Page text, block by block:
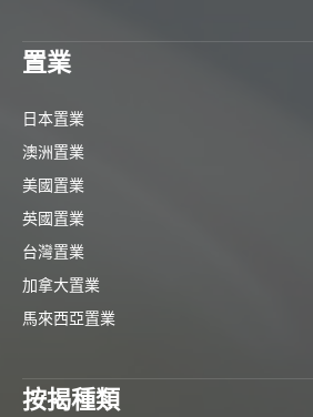
置業
日本置業
澳洲置業
美國置業
英國置業
台灣置業
加拿大置業
馬來西亞置業
按揭種類